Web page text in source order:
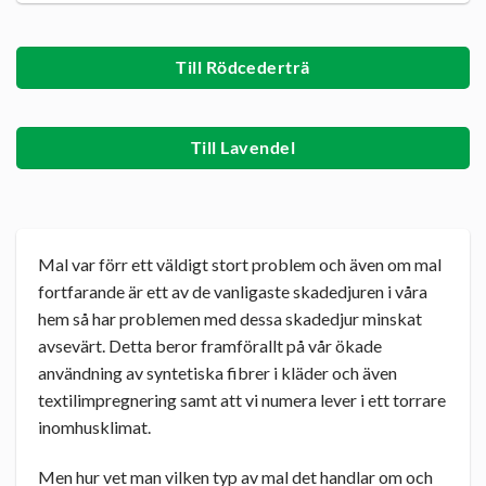
ursprungliga
var:
207 kr.
nuvarande
är:
149 kr.
Till Rödcederträ
Till Lavendel
Mal var förr ett väldigt stort problem och även om mal
fortfarande är ett av de vanligaste skadedjuren i våra
hem så har problemen med dessa skadedjur minskat
avsevärt. Detta beror framförallt på vår ökade
användning av syntetiska fibrer i kläder och även
textilimpregnering samt att vi numera lever i ett torrare
inomhusklimat.
Men hur vet man vilken typ av mal det handlar om och